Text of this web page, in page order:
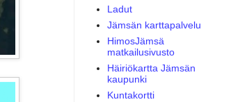
Ladut
Jämsän karttapalvelu
HimosJämsä
matkailusivusto
Häiriökartta Jämsän
kaupunki
Kuntakortti